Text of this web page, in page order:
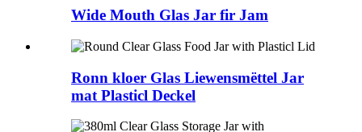
Wide Mouth Glas Jar fir Jam
Ronn kloer Glas Liewensmëttel Jar
mat Plasticl Deckel